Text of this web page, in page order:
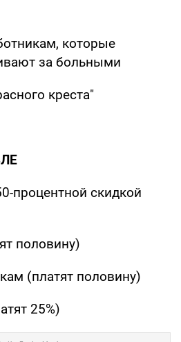
которые
за больными
креста"
процентной скидкой
половину)
(платят половину)
25%)